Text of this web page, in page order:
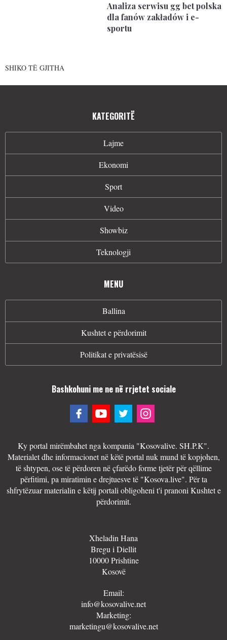
Analiza serwisu gg bet polska
dla fanów zakładów i e-
sportu
SHIKO TË GJITHA
KATEGORITË
Lajme
Ekonomi
Sport
Video
Showbiz
Teknologji
MENU
Ballina
Kushtet e përdorimit
Politikat e privatësisë
Bashkohuni me ne në rrjetet sociale
Ky portal mirëmbahet nga kompania "Kosovalive. SH.P.K".
Materialet dhe informacionet në këtë portal nuk mund të kopjohen,
të shtypen, ose të përdoren në çfarëdo forme tjetër për qëllime
përfitimi, pa miratimin e drejtuesve të "Kosova.live". Për ta
shfrytëzuar materialin e këtij portali obligoheni t'i pranoni Kushtet e
përdorimit.
Xheladin Hana
Bregu i Diellit
10000 Prishtine
Kosovë
Email:
info@kosovalive.net
Marketing:
marketingu@kosovalive.net